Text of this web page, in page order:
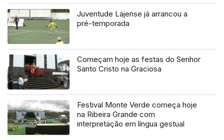
Juventude Lajense já arrancou a
pré-temporada
Começam hoje as festas do Senhor
Santo Cristo na Graciosa
Festival Monte Verde começa hoje
na Ribeira Grande com
interpretação em língua gestual